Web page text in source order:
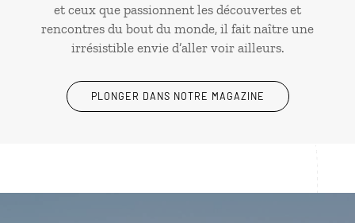
et ceux que passionnent les découvertes et
rencontres du bout du monde, il fait naître une
irrésistible envie d’aller voir ailleurs.
PLONGER DANS NOTRE MAGAZINE